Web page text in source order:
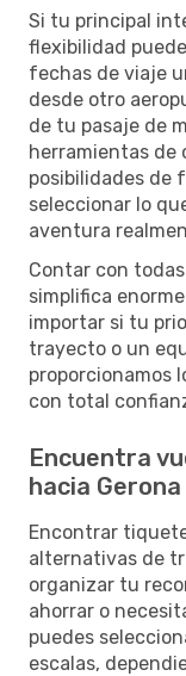
Si tu principal
flexibilidad
fechas de viaje
desde otro
de tu pasaje de
herramientas de
posibilidades de
seleccionar lo
aventura
Contar con
simplifica
importar si tu
trayecto o un
proporcionamos
con total
Encuentra
hacia Gerona
Encontrar
alternativas de
organizar tu
ahorrar o
puedes
escalas,